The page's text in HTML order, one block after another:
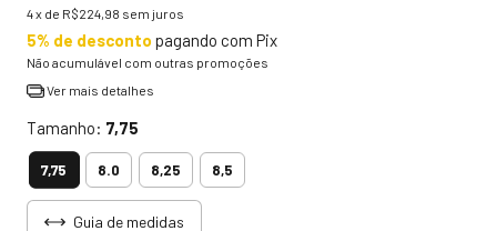
4x de R$224,98 sem juros
5% de desconto pagando com Pix
Não acumulável com outras promoções
Ver mais detalhes
Tamanho: 7,75
7,75 8.0 8,25 8,5
Guia de medidas